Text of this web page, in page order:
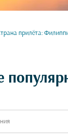
прилёта: